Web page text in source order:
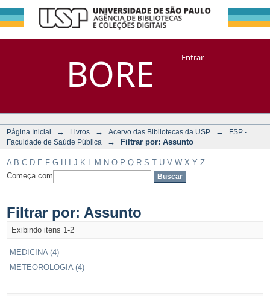
BORE
Filtrar por:
Assunto
DSpace/Manakin + CoriscoEntrar
Página Inicial → Livros → Acervo das Bibliotecas da USP →
FSP -
Faculdade de Saúde Pública
→ Filtrar por: Assunto
A B C D E F G H J K M N O P Q R S T U V W X Y Z
Começa com
Filtrar por: Assunto
Exibindo itens 1-2
MEDICINA (4)
METEOROLOGIA (4)